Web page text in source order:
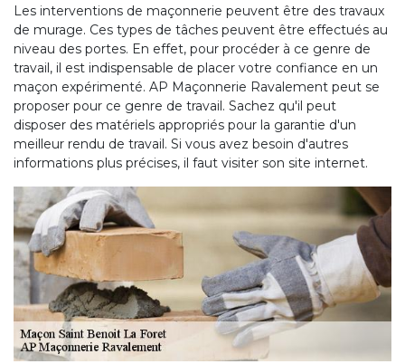
Les interventions de maçonnerie peuvent être des travaux
de murage. Ces types de tâches peuvent être effectués au
niveau des portes. En effet, pour procéder à ce genre de
travail, il est indispensable de placer votre confiance en un
maçon expérimenté. AP Maçonnerie Ravalement peut se
proposer pour ce genre de travail. Sachez qu'il peut
disposer des matériels appropriés pour la garantie d'un
meilleur rendu de travail. Si vous avez besoin d'autres
informations plus précises, il faut visiter son site internet.